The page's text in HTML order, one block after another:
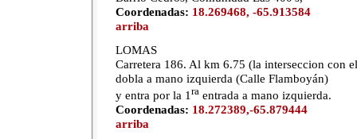
Coordenadas: 18.269468, -65.913584
arriba
LOMAS
Carretera 186. Al km 6.75 (la interseccion con
dobla a mano izquierda (Calle Flamboyán)
y entra por la 1 ra entrada a mano izquierda.
Coordenadas: 18.272389,-65.879444
arriba